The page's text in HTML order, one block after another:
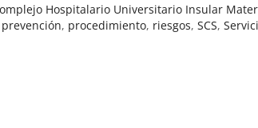
Hospitalario Universitario Insular
prevención, procedimiento, riesgos, SCS,